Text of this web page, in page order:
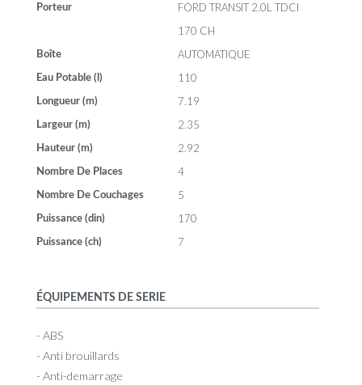
Porteur
FORD TRANSIT 2.0L TDCI
170 CH
Boîte AUTOMATIQUE
Eau Potable (l) 110
Longueur (m) 7.19
Largeur (m) 2.35
Hauteur (m) 2.92
Nombre De Places 4
Nombre De Couchages 5
Puissance (din) 170
Puissance (ch) 7
ÉQUIPEMENTS DE SERIE
- ABS
- Anti brouillards
- Anti-demarrage